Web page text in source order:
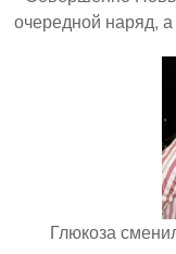
очередной наряд,
Глюкоза